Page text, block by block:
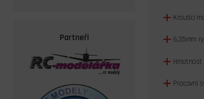
Partneři
Kroutící
6,35mm
Pracovní